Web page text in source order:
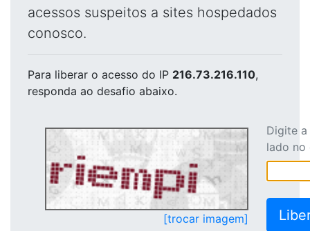
acessos suspeitos a sites hospedados
conosco.
Para liberar o acesso do IP 216.73.216.110,
responda ao desafio abaixo.
[trocar imagem]
Digite
lado no